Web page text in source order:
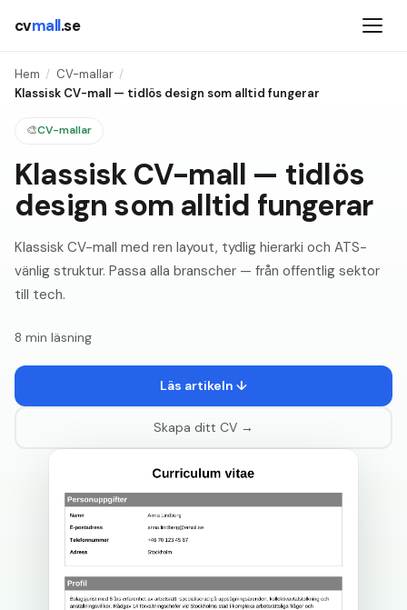
cvmall.se
Hem / CV-mallar /
Klassisk CV-mall — tidlös design som alltid fungerar
🎨CV-mallar
Klassisk CV-mall — tidlös
design som alltid fungerar
Klassisk CV-mall med ren layout, tydlig hierarki och ATS-
vänlig struktur. Passa alla branscher — från offentlig sektor
till tech.
8 min läsning
Läs artikeln ↓
Skapa ditt CV →